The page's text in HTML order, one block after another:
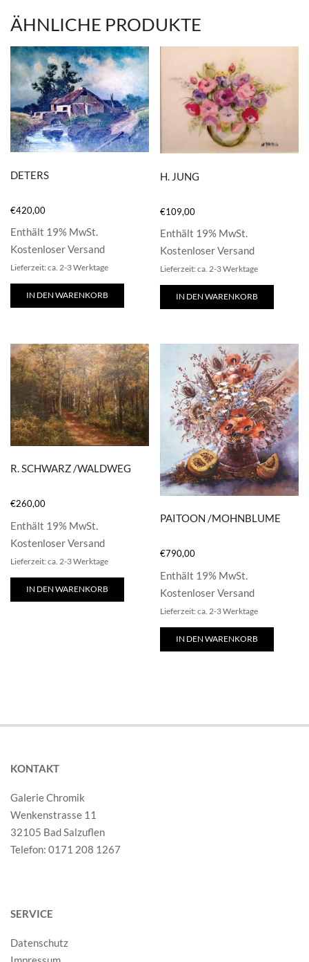
ÄHNLICHE PRODUKTE
DETERS
€420,00
Enthält 19% MwSt.
Kostenloser Versand
Lieferzeit: ca. 2-3 Werktage
IN DEN WARENKORB
H. JUNG
€109,00
Enthält 19% MwSt.
Kostenloser Versand
Lieferzeit: ca. 2-3 Werktage
IN DEN WARENKORB
R. SCHWARZ /WALDWEG
€260,00
Enthält 19% MwSt.
Kostenloser Versand
Lieferzeit: ca. 2-3 Werktage
IN DEN WARENKORB
PAITOON /MOHNBLUME
€790,00
Enthält 19% MwSt.
Kostenloser Versand
Lieferzeit: ca. 2-3 Werktage
IN DEN WARENKORB
KONTAKT
Galerie Chromik
Wenkenstrasse 11
32105 Bad Salzuflen
Telefon: 0171 208 1267
SERVICE
Datenschutz